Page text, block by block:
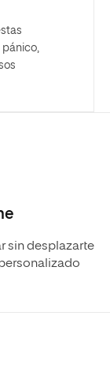
sin desplazarte